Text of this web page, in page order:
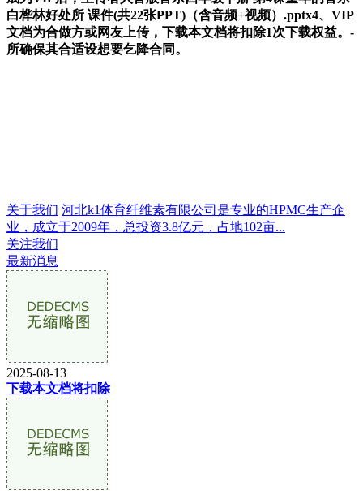
白桦林好处所 课件(共22张PPT)（含音频+视频）.pptx4、VIP
文档为合做方或网友上传，下载本文档将扣除1次下载权益。-
所确保其合适设想要乞降合同。
关于我们 河北k1体育纤维素有限公司是专业的HPMC生产企
业，成立于2009年，总投资3.8亿元，占地102亩...
关注我们
最新消息
2025-08-13
下载本文档将扣除